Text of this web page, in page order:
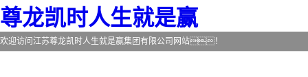
尊龙凯时人生就是赢
欢迎访问江苏尊龙凯时人生就是赢集团有限公司网站！